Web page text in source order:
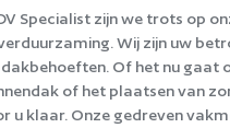
Specialist zijn we trots op
Wij zijn uw
Of het nu gaat
of het plaatsen van
u klaar. Onze gedreven